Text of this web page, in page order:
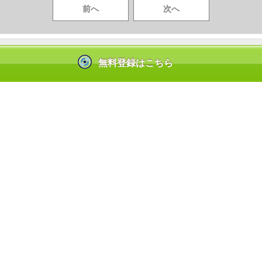
前へ 次へ
コンテンツを見るには？
無料登録はこちら